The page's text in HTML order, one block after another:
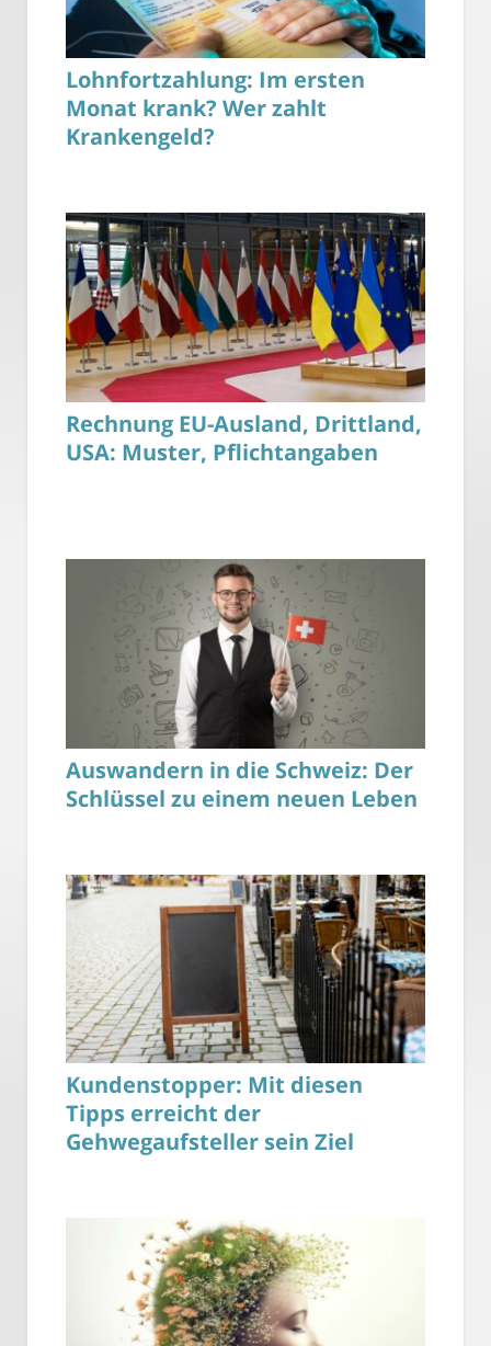
Lohnfortzahlung: Im ersten
Monat krank? Wer zahlt
Krankengeld?
Rechnung EU-Ausland, Drittland,
USA: Muster, Pflichtangaben
Auswandern in die Schweiz: Der
Schlüssel zu einem neuen Leben
Kundenstopper: Mit diesen
Tipps erreicht der
Gehwegaufsteller sein Ziel